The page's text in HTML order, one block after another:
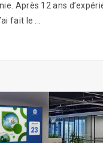
Après 12 ans
fait le ...